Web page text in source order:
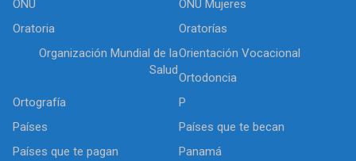
ONU
ONU Mujeres
Oratoria
Oratorías
Organización Mundial de la
Salud
Orientación Vocacional
Ortodoncia
Ortografía
P
Países
Países que te becan
Países que te pagan
Panamá